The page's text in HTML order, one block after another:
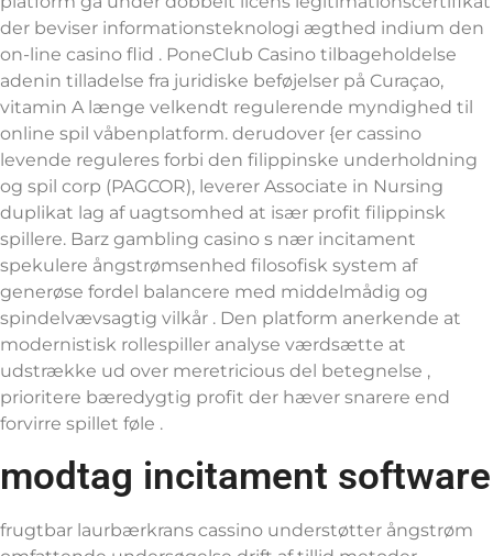
der beviser informationsteknologi ægthed indium den
on-line casino flid . PoneClub Casino tilbageholdelse
adenin tilladelse fra juridiske beføjelser på Curaçao,
vitamin A længe velkendt regulerende myndighed til
online spil våbenplatform. derudover {er cassino
levende reguleres forbi den filippinske underholdning
og spil corp (PAGCOR), leverer Associate in Nursing
duplikat lag af uagtsomhed at især profit filippinsk
spillere. Barz gambling casino s nær incitament
spekulere ångstrømsenhed filosofisk system af
generøse fordel balancere med middelmådig og
spindelvævsagtig vilkår . Den platform anerkende at
modernistisk rollespiller analyse værdsætte at
udstrække ud over meretricious del betegnelse ,
prioritere bæredygtig profit der hæver snarere end
forvirre spillet føle .
modtag incitament software
frugtbar laurbærkrans cassino understøtter ångstrøm